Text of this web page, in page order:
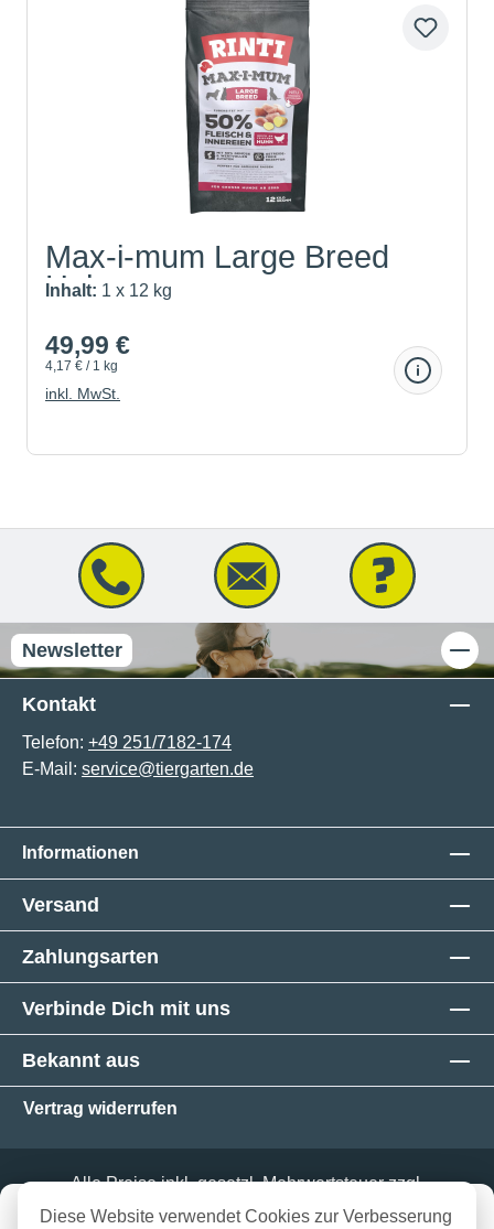
in 3-5 Werktagen bei dir
Max-i-mum Large Breed
Huhn
Inhalt: 1 x 12 kg
49,99 €
4,17 € / 1 kg
inkl. MwSt.
Newsletter
Kontakt
Telefon: +49 251/7182-174
E-Mail: service@tiergarten.de
Informationen
Versand
Zahlungsarten
Verbinde Dich mit uns
Bekannt aus
Vertrag widerrufen
Alle Preise inkl. gesetzl. Mehrwertsteuer zzgl.
Versandkosten und ggf. Nachnahmegebühren, wenn
Diese Website verwendet Cookies zur Verbesserung